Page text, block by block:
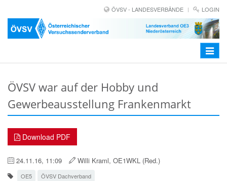
ÖVSV - LANDESVERBÄNDE LOGIN
Toggle
ÖVSV war auf der Hobby und
Gewerbeausstellung Frankenmarkt
Download PDF
24.11.16, 11:09 Willi Kraml, OE1WKL (Red.)
OE5 ÖVSV Dachverband